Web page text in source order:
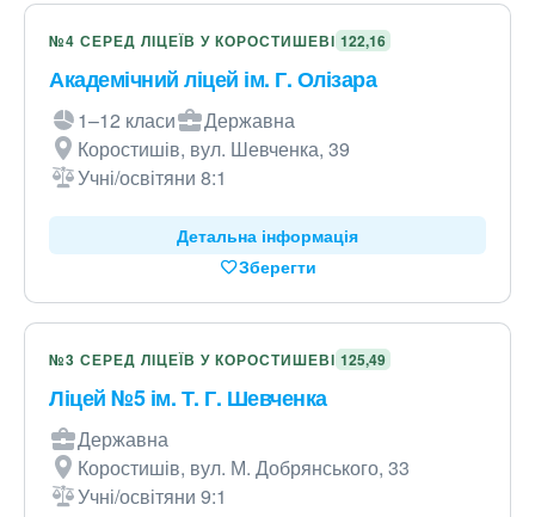
№4 СЕРЕД ЛІЦЕЇВ У КОРОСТИШЕВІ 122,16
Академічний ліцей ім. Г. Олізара
1–12 класи
Державна
Коростишів, вул. Шевченка, 39
Учні/освітяни 8:1
Детальна інформація
Зберегти
№3 СЕРЕД ЛІЦЕЇВ У КОРОСТИШЕВІ 125,49
Ліцей №5 ім. Т. Г. Шевченка
Державна
Коростишів, вул. М. Добрянського, 33
Учні/освітяни 9:1